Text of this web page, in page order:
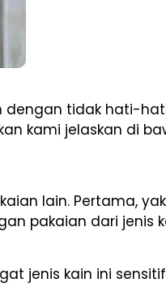
dengan tidak hati-
kami jelaskan di
lain. Pertama,
pakaian dari jenis
jenis kain ini